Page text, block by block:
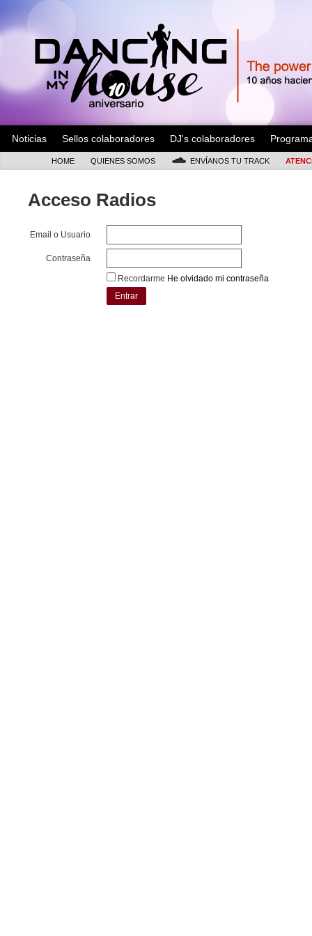
Noticias Sellos colaboradores DJ's colaboradores
HOME QUIENES SOMOS ENVÍANOS TU TRACK
Acceso Radios
Email o Usuario
Contraseña
Recordarme He olvidado mi contraseña
Entrar